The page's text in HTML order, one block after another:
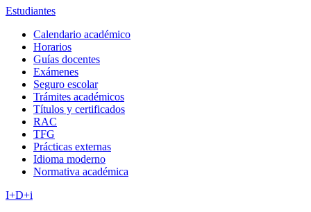
Estudiantes
Calendario académico
Horarios
Guías docentes
Exámenes
Seguro escolar
Trámites académicos
Títulos y certificados
RAC
TFG
Prácticas externas
Idioma moderno
Normativa académica
I+D+i